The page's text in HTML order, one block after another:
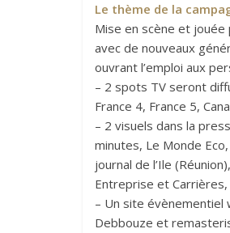
Le thème de la
Mise en scène et
avec de nouveaux
ouvrant l’emploi aux
– 2 spots TV seront
France 4, France 5,
– 2 visuels dans la
minutes, Le Monde
journal de l’Ile
Entreprise et Carrières,
– Un site évènementiel
Debbouze et